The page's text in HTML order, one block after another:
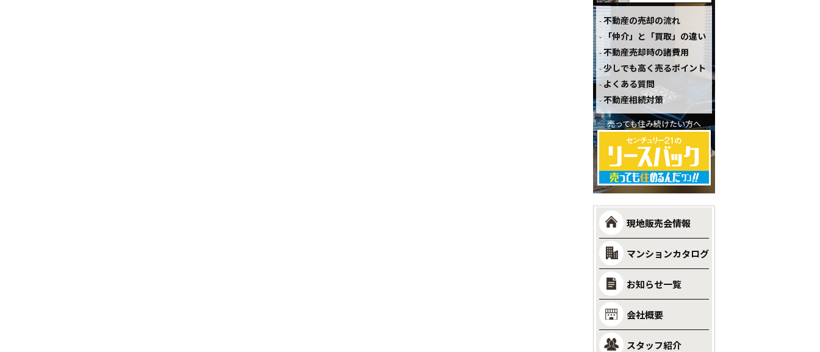
不動産の売却の流れ
「仲介」と「買取」の違い
不動産売却時の諸費用
少しでも高く売るポイント
よくある質問
不動産相続対策
売っても住み続けたい方へ
現地販売会情報
マンションカタログ
お知らせ一覧
会社概要
スタッフ紹介